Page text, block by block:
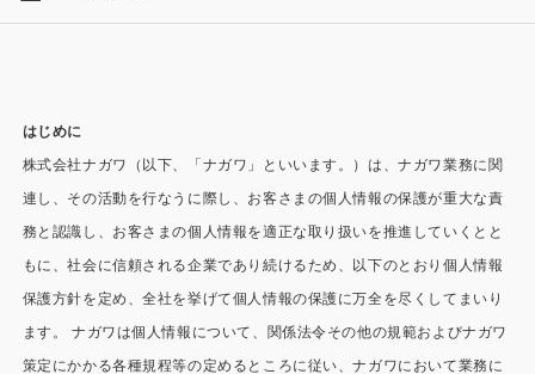
営業時間AM 9:00〜PM6:00
HOME
ニュース一覧
用途から探す
展示場を探す
あなたにナガワがお薦めの理由
Webカタログ
はじめに
株式会社ナガワ（以下、「ナガワ」といいます。）は、ナガワ業務に関
連し、その活動を行なうに際し、お客さまの個人情報の保護が重大な責
務と認識し、お客さまの個人情報を適正な取り扱いを推進していくとと
もに、社会に信頼される企業であり続けるため、以下のとおり個人情報
保護方針を定め、全社を挙げて個人情報の保護に万全を尽くしてまいり
ます。 ナガワは個人情報について、関係法令その他の規範およびナガワ
策定にかかる各種規程等の定めるところに従い、ナガワにおいて業務に